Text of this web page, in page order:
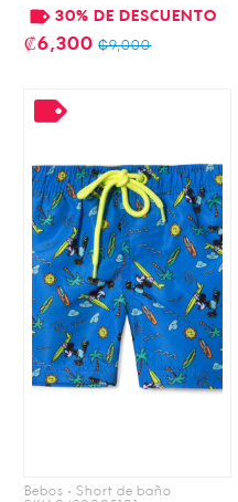
30% DE DESCUENTO
₡6,300 ₡9,000
Bebos • Short de baño